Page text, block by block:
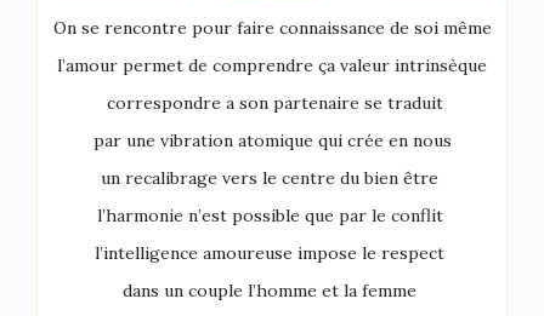
On se rencontre pour faire connaissance de soi même
l’amour permet de comprendre ça valeur intrinsèque
correspondre a son partenaire se traduit
par une vibration atomique qui crée en nous
un recalibrage vers le centre du bien être
l’harmonie n’est possible que par le conflit
l’intelligence amoureuse impose le respect
dans un couple l’homme et la femme